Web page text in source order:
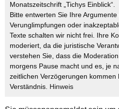
Monatszeitschrift „Tichys Einblick“.
Bitte entwerten Sie Ihre
Verunglimpfungen oder
Texte schalten wir nicht frei. Ihre
moderiert, da die juristische
verstehen Sie, dass die
morgens Pause macht und es, je
zeitlichen Verzögerungen
Verständnis. Hinweis